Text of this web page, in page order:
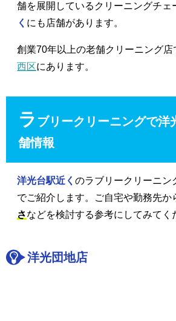
舗を展開しているクリーニングチェ
く にも店舗があります。
創業70年以上の老舗クリーニング店
西区にあります。
ラ ブリークリーニングで洋
舗情報
洋光台駅近く のラブリークリーニン
でご紹介します。ご自宅や勤務先か
さなどを検討する参考にしてみてく
洋光団地店